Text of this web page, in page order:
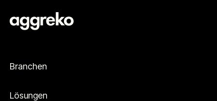
Branchen
Lösungen